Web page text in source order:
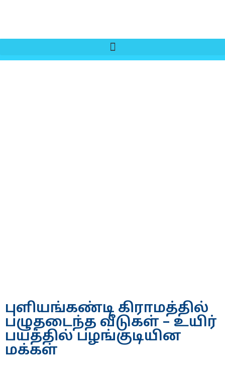
புளியங்கண்டி கிராமத்தில்
பழுதடைந்த வீடுகள் – உயிர்
பயத்தில் பழங்குடியின
மக்கள்